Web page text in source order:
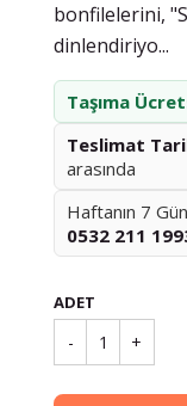
bonfilelerini,
dinlendiriyo...
Taşıma
Teslimat
arasında
Haftanın 7
0532 211
ADET
- 1 +